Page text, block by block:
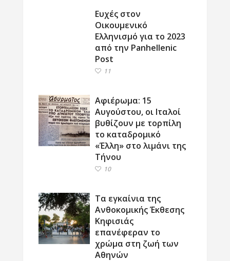
Ευχές στον
Οικουμενικό
Ελληνισμό για το 2023
από την Panhellenic
Post
11
Αφιέρωμα: 15
Αυγούστου, οι Ιταλοί
βυθίζουν με τορπίλη
το καταδρομικό
«Έλλη» στο λιμάνι της
Τήνου
10
Τα εγκαίνια της
Ανθοκομικής Έκθεσης
Κηφισιάς
επανέφεραν το
χρώμα στη ζωή των
Αθηνών